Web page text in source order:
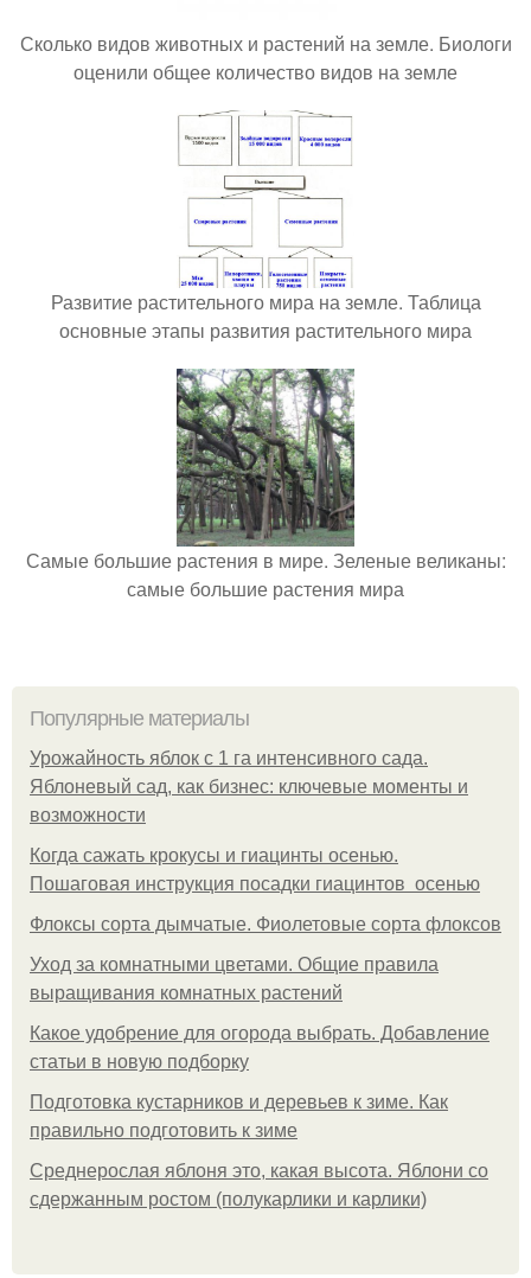
Сколько видов животных и растений на земле. Биологи
оценили общее количество видов на земле
Развитие растительного мира на земле. Таблица
основные этапы развития растительного мира
Самые большие растения в мире. Зеленые великаны:
самые большие растения мира
Популярные материалы
Урожайность яблок с 1 га интенсивного сада.
Яблоневый сад, как бизнес: ключевые моменты и
возможности
Когда сажать крокусы и гиацинты осенью.
Пошаговая инструкция посадки гиацинтов осенью
Флоксы сорта дымчатые. Фиолетовые сорта флоксов
Уход за комнатными цветами. Общие правила
выращивания комнатных растений
Какое удобрение для огорода выбрать. Добавление
статьи в новую подборку
Подготовка кустарников и деревьев к зиме. Как
правильно подготовить к зиме
Среднерослая яблоня это, какая высота. Яблони со
сдержанным ростом (полукарлики и карлики)